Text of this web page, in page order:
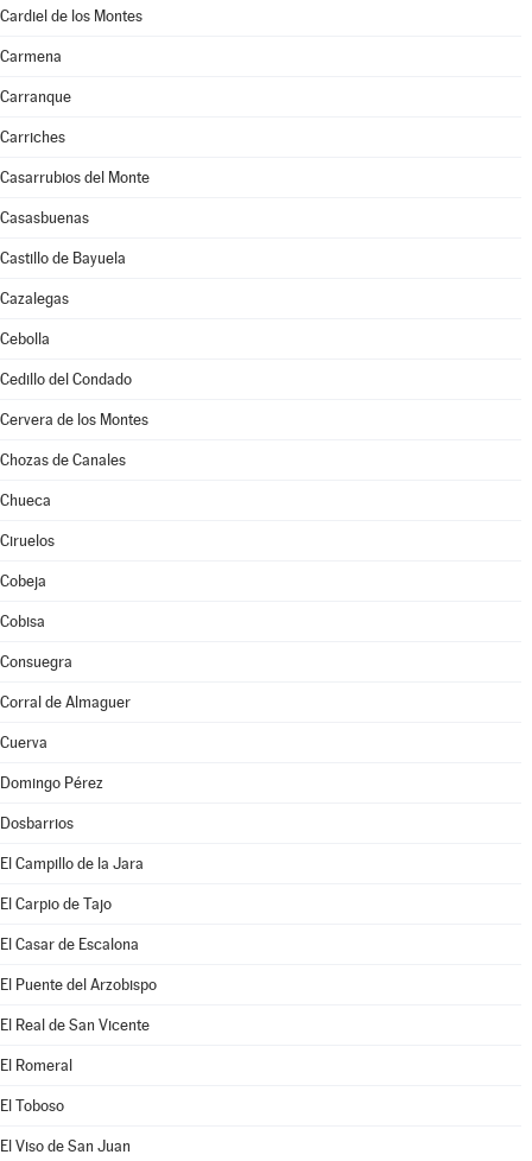
Cardiel de los Montes
Carmena
Carranque
Carriches
Casarrubios del Monte
Casasbuenas
Castillo de Bayuela
Cazalegas
Cebolla
Cedillo del Condado
Cervera de los Montes
Chozas de Canales
Chueca
Ciruelos
Cobeja
Cobisa
Consuegra
Corral de Almaguer
Cuerva
Domingo Pérez
Dosbarrios
El Campillo de la Jara
El Carpio de Tajo
El Casar de Escalona
El Puente del Arzobispo
El Real de San Vicente
El Romeral
El Toboso
El Viso de San Juan